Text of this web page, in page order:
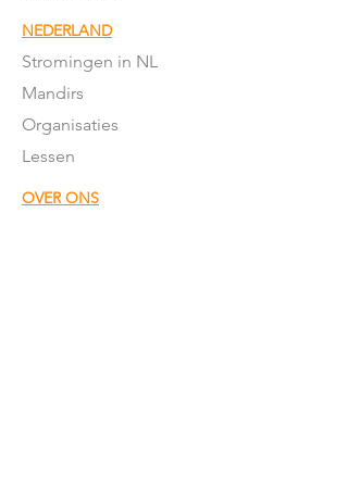
NEDERLAND
Stromingen in NL
Mandirs
Organisaties
Lessen
OVER ONS